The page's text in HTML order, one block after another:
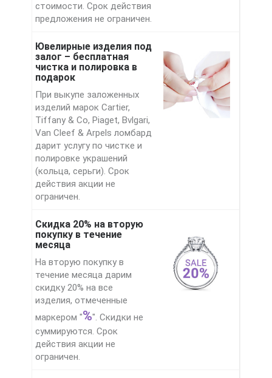
стоимости. Срок действия
предложения не ограничен.
Ювелирные изделия под
залог – бесплатная
чистка и полировка в
подарок
При выкупе заложенных
изделий марок Cartier,
Tiffany & Co, Piaget, Bvlgari,
Van Cleef & Arpels ломбард
дарит услугу по чистке и
полировке украшений
(кольца, серьги). Срок
действия акции не
ограничен.
Скидка 20% на вторую
покупку в течение
месяца
На вторую покупку в
течение месяца дарим
скидку 20% на все
изделия, отмеченные
маркером "%". Скидки не
суммируются. Срок
действия акции не
ограничен.